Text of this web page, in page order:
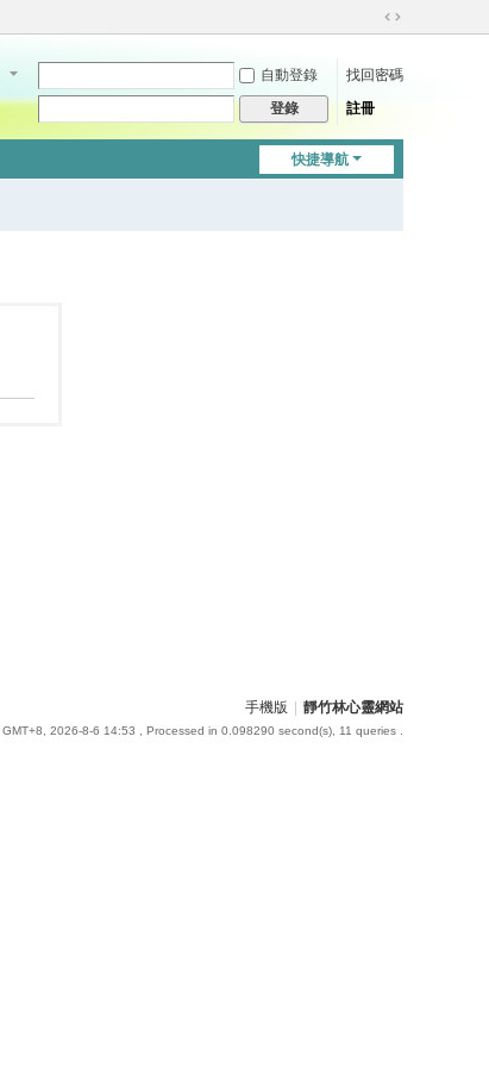
切
到
自動登錄
找回密碼
登錄 註冊
快捷導航
手機版 靜竹林心靈網站
GMT+8, 2026-8-6 14:53 , Processed in 0.098290 second(s), 11 queries .